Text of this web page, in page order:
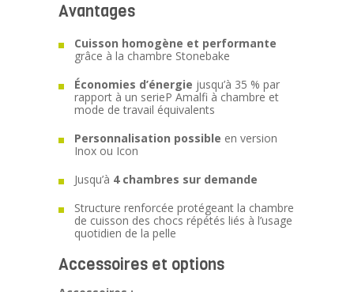
Avantages
Cuisson homogène et performante
grâce à la chambre Stonebake
Économies d’énergie jusqu’à 35 % par
rapport à un serieP Amalfi à chambre et
mode de travail équivalents
Personnalisation possible en version
Inox ou Icon
Jusqu’à 4 chambres sur demande
Structure renforcée protégeant la chambre
de cuisson des chocs répétés liés à l’usage
quotidien de la pelle
Accessoires et options